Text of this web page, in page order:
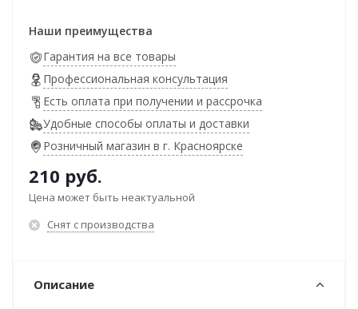
Наши преимущества
Гарантия на все товары
Профессиональная консультация
Есть оплата при получении и рассрочка
Удобные способы оплаты и доставки
Розничный магазин в г. Красноярске
210 руб.
Цена может быть неактуальной
Снят с производства
Описание